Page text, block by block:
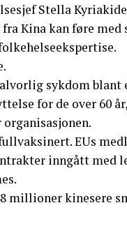
Stella
Kina kan føre med
sykdom
for de over 60
EUs
inngått med
millioner kinesere